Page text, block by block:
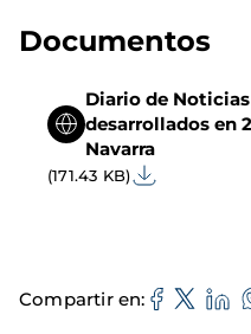
Documentos
Diario de
desarrollados en
Navarra
(171.43 KB)
Compartir en